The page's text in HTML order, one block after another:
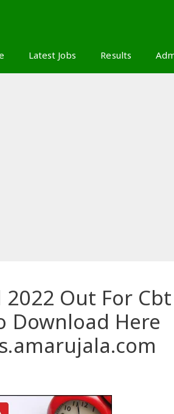
Latest Jobs Results
Out For
Download Here